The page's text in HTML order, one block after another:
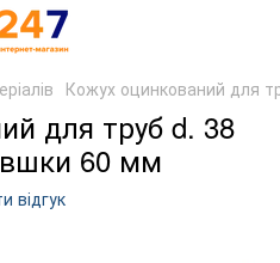
Кожух оцинкований для
для труб d. 38
60 мм
відгук